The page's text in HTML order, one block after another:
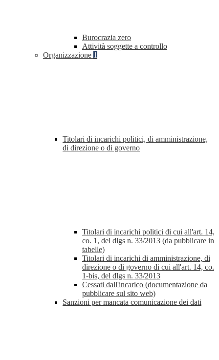
Burocrazia zero
Attività soggette a controllo
Organizzazione 1
Titolari di incarichi politici, di amministrazione,
di direzione o di governo
Titolari di incarichi politici di cui all'art. 14,
co. 1, del dlgs n. 33/2013 (da pubblicare in
tabelle)
Titolari di incarichi di amministrazione, di
direzione o di governo di cui all'art. 14, co.
1-bis, del dlgs n. 33/2013
Cessati dall'incarico (documentazione da
pubblicare sul sito web)
Sanzioni per mancata comunicazione dei dati